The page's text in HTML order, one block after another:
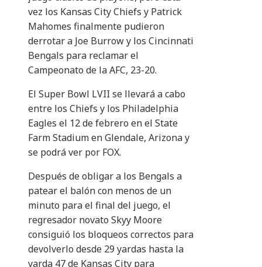
vez los Kansas City Chiefs y Patrick
Mahomes finalmente pudieron
derrotar a Joe Burrow y los Cincinnati
Bengals para reclamar el
Campeonato de la AFC, 23-20.
El Super Bowl LVII se llevará a cabo
entre los Chiefs y los Philadelphia
Eagles el 12 de febrero en el State
Farm Stadium en Glendale, Arizona y
se podrá ver por FOX.
Después de obligar a los Bengals a
patear el balón con menos de un
minuto para el final del juego, el
regresador novato Skyy Moore
consiguió los bloqueos correctos para
devolverlo desde 29 yardas hasta la
yarda 47 de Kansas City para